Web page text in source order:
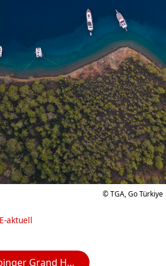
© TGA, Go Türkiye
aktuell
mit den Schichten der Vergangenheit